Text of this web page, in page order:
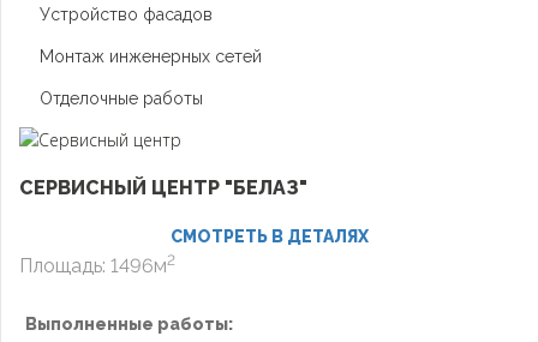
Устройство фасадов
Монтаж инженерных сетей
Отделочные работы
СЕРВИСНЫЙ ЦЕНТР "БЕЛАЗ"
СМОТРЕТЬ В ДЕТАЛЯХ
Площадь: 1496м2
Выполненные работы: